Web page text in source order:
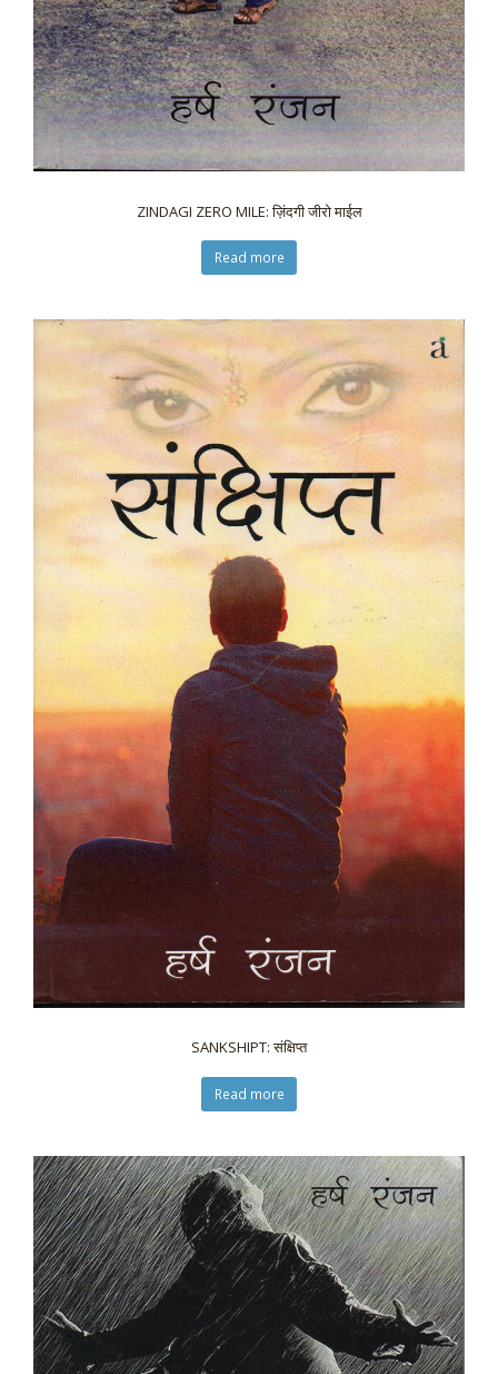
ZINDAGI ZERO MILE: ज़िंदगी जीरो माईल
Read more
SANKSHIPT: संक्षिप्त
Read more